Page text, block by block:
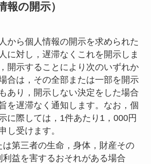
報の開示）
から個人情報の開示を求められた
に対し，遅滞なくこれを開示しま
開示することにより次のいずれか
合は，その全部または一部を開示
あり，開示しない決定をした場合
を遅滞なく通知します。なお，個
に際しては，1件あたり1，000円
し受けます。
は第三者の生命，身体，財産その
利益を害するおそれがある場合